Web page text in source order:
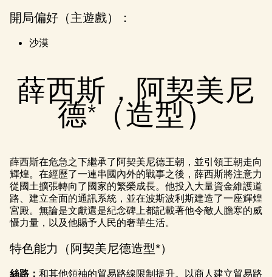
並同
資料
Googl
e伺
服
開局偏好（主遊戲）：
沙漠
薛西斯，阿契美尼
德*（造型）
薛西斯在危急之下繼承了阿契美尼德王朝，並引領王朝走向
輝煌。在經歷了一連串國內外的戰事之後，薛西斯將注意力
從國土擴張轉向了國家的繁榮成長。他投入大量資金維護道
路、建立全面的通訊系統，並在波斯波利斯建造了一座輝煌
宮殿。無論是文獻還是紀念碑上都記載著他令敵人膽寒的威
懾力量，以及他賜予人民的奢華生活。
特色能力（阿契美尼德造型*）
絲路： 和其他領袖的貿易路線限制提升。以商人建立貿易路